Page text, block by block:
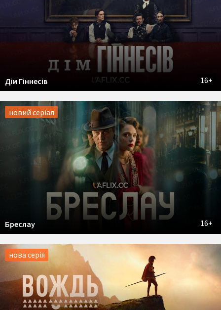
16+
Дім Гіннесів
новий серіал
16+
Бреслау
нова серія